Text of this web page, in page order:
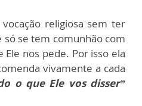
religiosa sem ter
só se tem comunhão com
nos pede. Por isso ela
vivamente a cada
o que Ele vos disser”